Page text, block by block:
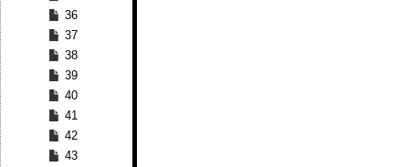
36
37
38
39
40
41
42
43